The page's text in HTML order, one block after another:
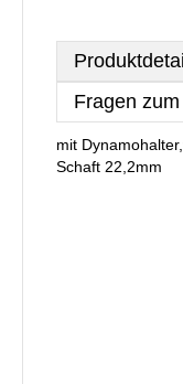
Fragen
mit
Schaft 22,2mm